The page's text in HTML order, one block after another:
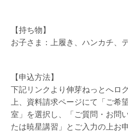
【持ち物】
お子さま：上履き、ハンカチ、
【申込方法】
下記リンクより伸芽ねっとへロ
上、資料請求ページにて「ご希
室」を選択し、「ご質問・お問
たは暁星講習」とご入力の上お